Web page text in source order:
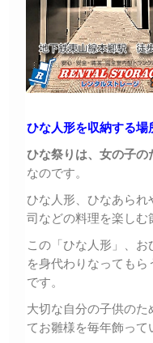
ひな人形を収納する場
ひな祭りは、女の子の
なのです。
ひな人形、ひなあら
司などの料理を楽しむ
この「ひな人形」、
を身代わりなっても
です。
大切な自分の子供のた
てお雛様を毎年飾って